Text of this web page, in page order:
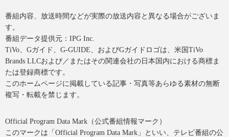
番組内容、放送時間などが実際の放送内容と異なる場合がございま
す。
番組データ提供元：IPG Inc.
TiVo、Gガイド、G-GUIDE、およびGガイドロゴは、米国TiVo
Brands LLCおよび／またはその関連会社の日本国内における商標ま
たは登録商標です。
このホームページに掲載している記事・写真等あらゆる素材の無断
複写・転載を禁じます。
Official Program Data Mark（公式番組情報マーク）
このマークは「Official Program Data Mark」といい、テレビ番組の公